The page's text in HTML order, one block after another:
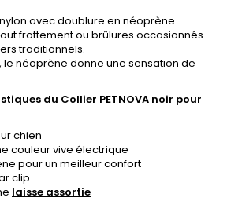
avec doublure en néoprène
frottement ou brûlures occasionnés
traditionnels.
le néoprène donne une sensation de
du Collier PETNOVA noir pour
chien
couleur vive électrique
pour un meilleur confort
clip
laisse assortie